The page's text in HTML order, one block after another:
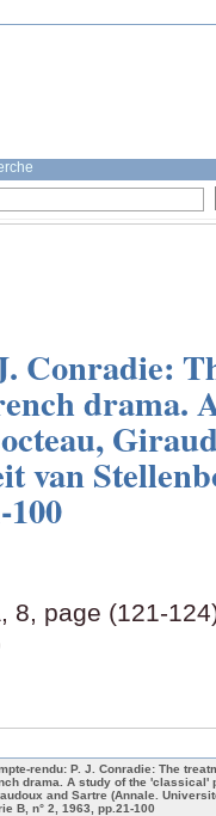
Conradie:
drama.
van
100
8, page (121-
rendu: P. J. Conradie: The
drama. A study of the 'classical'
and Sartre (Annale.
B, n° 2, 1963, pp.21-100